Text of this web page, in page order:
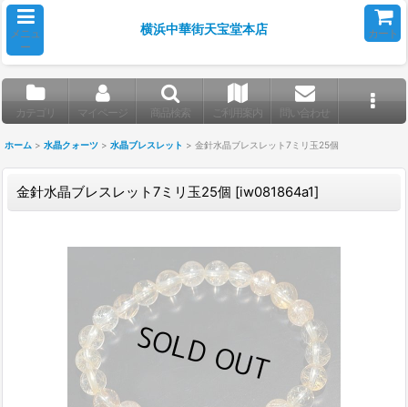
メニュ
ー
横浜中華街天宝堂本店 カート
カテゴリ マイページ 商品検索 ご利用案内 問い合わせ
ホーム > 水晶クォーツ > 水晶ブレスレット > 金針水晶ブレスレット7ミリ玉25個
金針水晶ブレスレット7ミリ玉25個 [iw081864a1]